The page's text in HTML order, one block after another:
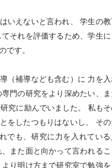
いえないと言われ、 学生の
それを評価するため、学生に
です。
（補導なども含む）に 力を
門の研究をより深めたい、ま
究に励んでいました。 私も
をしたつもりはないし、 その
でも、研究に力を入れている
また面と向かって言われるこ
り明け方まで研究室で勉強を